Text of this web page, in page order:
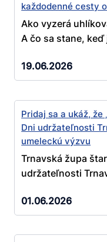
každodenné cesty
Ako vyzerá
A čo sa stane,
19.06.2026
Pridaj sa a ukáž, že
Dni udržateľnosti
umeleckú výzvu
Trnavská župa
udržateľnosti
01.06.2026